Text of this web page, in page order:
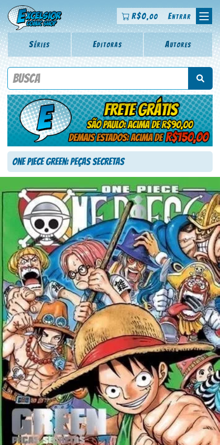
R$0,00 Entrar
Séries Editoras Autores
Procure por título da revista, personagem, série, escritor,
One Piece Green: Peças Secretas